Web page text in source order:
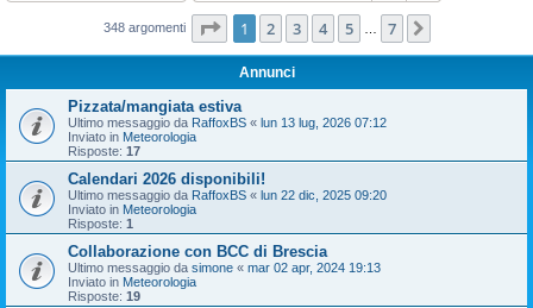
348 argomenti Pagina di
1 2 3 4 5 7
Annunci
Pizzata/mangiata estiva
Ultimo messaggio da RaffoxBS « lun 13 lug, 2026 07:12
Inviato in Meteorologia
Risposte: 17
Calendari 2026 disponibili!
Ultimo messaggio da RaffoxBS « lun 22 dic, 2025 09:20
Inviato in Meteorologia
Risposte: 1
Collaborazione con BCC di Brescia
Ultimo messaggio da simone « mar 02 apr, 2024 19:13
Inviato in Meteorologia
Risposte: 19